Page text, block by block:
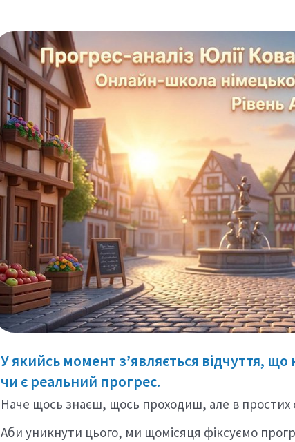
У якийсь момент з’являється відчуття,
чи є реальний прогрес.
Наче щось знаєш, щось проходиш, але в простих
Аби уникнути цього, ми щомісяця фіксуємо